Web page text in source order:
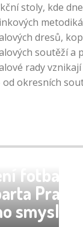
stoly, kde
dresů,
soutěží a
rady
od okresních
Praha?
smysl!